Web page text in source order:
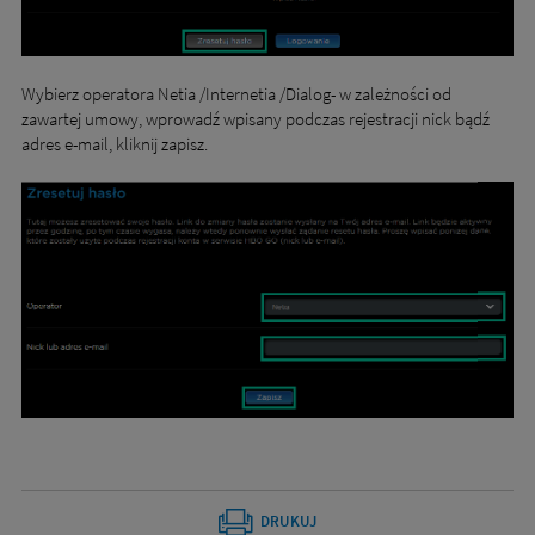
Wybierz operatora Netia /Internetia /Dialog- w zależności od
zawartej umowy, wprowadź wpisany podczas rejestracji nick bądź
adres e-mail, kliknij zapisz.
DRUKUJ